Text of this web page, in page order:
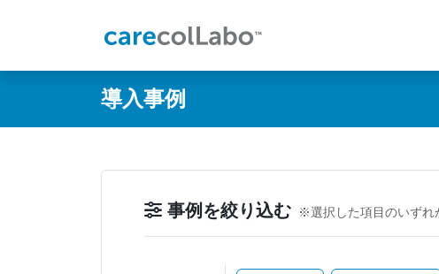
導入事例
事例を絞り込む ※選択した項目のいずれ